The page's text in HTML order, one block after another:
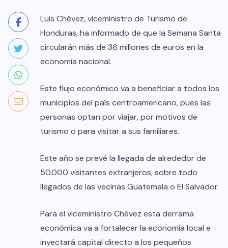
Luis Chévez, viceministro de Turismo de
Honduras, ha informado de que la Semana Santa
circularán más de 36 millones de euros en la
economía nacional.
Este flujo económico va a beneficiar a todos los
municipios del país centroamericano, pues las
personas optan por viajar, por motivos de
turismo o para visitar a sus familiares.
Este año se prevé la llegada de alrededor de
50.000 visitantes extranjeros, sobre todo
llegados de las vecinas Guatemala o El Salvador.
Para el viceministro Chévez esta derrama
económica va a fortalecer la economía local e
inyectará capital directo a los pequeños